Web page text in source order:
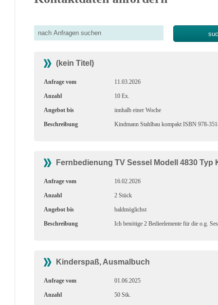
(kein Titel)
Anfrage vom 11.03.2026
Anzahl 10 Ex.
Angebot bis innhalb einer Woche
Beschreibung Kindmann Stahlbau kompakt ISBN 978-
Fernbedienung TV Sessel Modell 4830 Typ
Anfrage vom 16.02.2026
Anzahl 2 Stück
Angebot bis baldmöglichst
Beschreibung Ich benötige 2 Bedieelemente für die o.g.
Kinderspaß, Ausmalbuch
Anfrage vom 01.06.2025
Anzahl 50 Stk.